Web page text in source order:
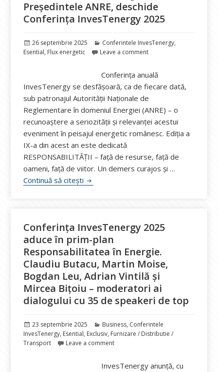
Președintele ANRE, deschide
Conferința InvesTenergy 2025
Publicat
pe
26 septembrie 2025 Categorii
Conferintele InvesTenergy,
Esential, Flux energetic Leave a comment
Conferința anuală
InvesTenergy se desfășoară, ca de fiecare dată,
sub patronajul Autorității Naționale de
Reglementare în domeniul Energiei (ANRE) – o
recunoaștere a seriozității și relevanței acestui
eveniment în peisajul energetic românesc. Ediția a
IX-a din acest an este dedicată
RESPONSABILITĂȚII – față de resurse, față de
oameni, față de viitor. Un demers curajos și …
Continuă să citești Responsabilitate, reglementare, viitor
Conferința InvesTenergy 2025
aduce în prim-plan
Responsabilitatea în Energie.
Claudiu Butacu, Martin Moise,
Bogdan Leu, Adrian Vintilă și
Mircea Bițoiu – moderatori ai
dialogului cu 35 de speakeri de top
Publicat
pe
23 septembrie 2025 Categorii
Business, Conferintele
InvesTenergy, Esential, Exclusiv, Furnizare / Distributie /
Transport
Leave a comment
InvesTenergy anunță, cu